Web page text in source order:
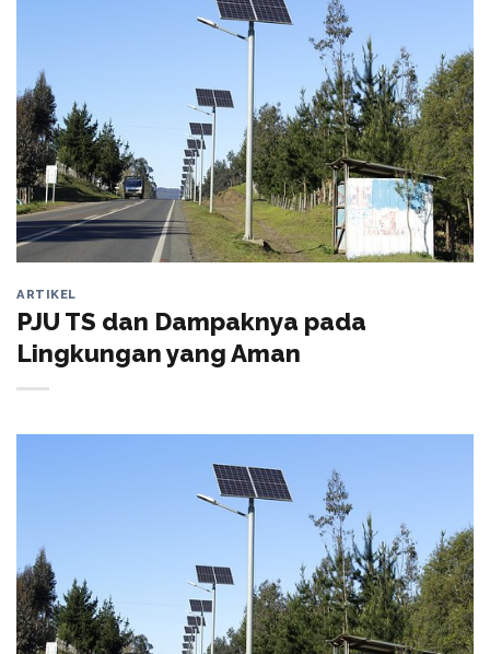
ARTIKEL
PJU TS dan Dampaknya pada
Lingkungan yang Aman